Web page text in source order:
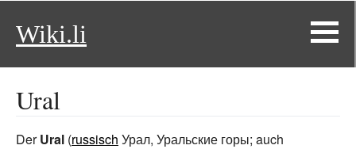
Wiki.li
Ural
DerUral (russisch Урал, Уральские горы; auch